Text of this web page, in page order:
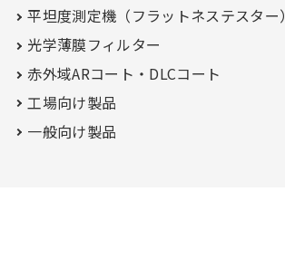
平坦度測定機（フラットネステスター）
光学薄膜フィルター
赤外域ARコート・ DLCコート
工場向け製品
一般向け製品